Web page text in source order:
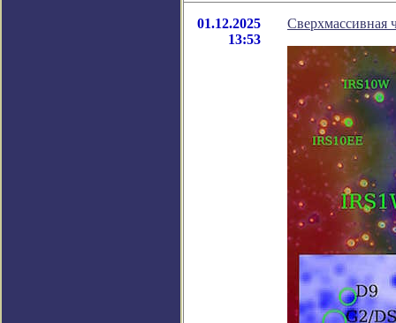
01.12.2025
13:53
Сверхмассивная